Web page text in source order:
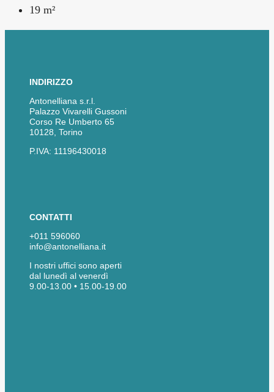
19 m²
INDIRIZZO
Antonelliana s.r.l.
Palazzo Vivarelli Gussoni
Corso Re Umberto 65
10128, Torino
P.IVA: 11196430018
CONTATTI
+011 596060
info@antonelliana.it
I nostri uffici sono aperti
dal lunedì al venerdì
9.00-13.00 • 15.00-19.00